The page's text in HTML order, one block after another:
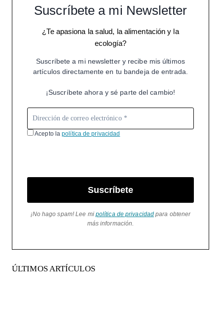
Suscríbete a mi Newsletter
¿Te apasiona la salud, la alimentación y la
ecología?
Suscríbete a mi newsletter y recibe mis últimos
artículos directamente en tu bandeja de entrada.
¡Suscríbete ahora y sé parte del cambio!
Acepto lapolítica de privacidad
Suscríbete
¡No hago spam! Lee mi política de privacidad para obtener
más información.
ÚLTIMOS ARTÍCULOS